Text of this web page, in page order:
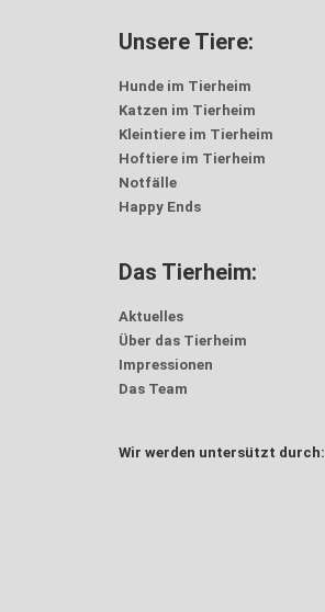
Unsere Tiere:
Hunde im Tierheim
Katzen im Tierheim
Kleintiere im Tierheim
Hoftiere im Tierheim
Notfälle
Happy Ends
Das Tierheim:
Aktuelles
Über das Tierheim
Impressionen
Das Team
Wir werden untersützt durch: